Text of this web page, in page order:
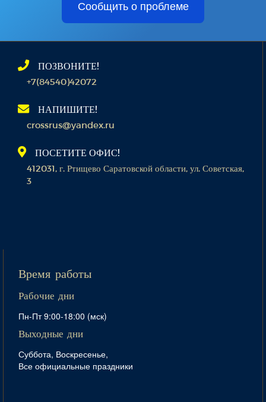
Сообщить о проблеме
ПОЗВОНИТЕ!
+7(84540)42072
НАПИШИТЕ!
crossrus@yandex.ru
ПОСЕТИТЕ ОФИС!
412031, г. Ртищево Саратовской области, ул. Советская,
3
Время работы
Рабочие дни
Пн-Пт 9:00-18:00 (мск)
Выходные дни
Суббота, Воскресенье,
Все официальные праздники